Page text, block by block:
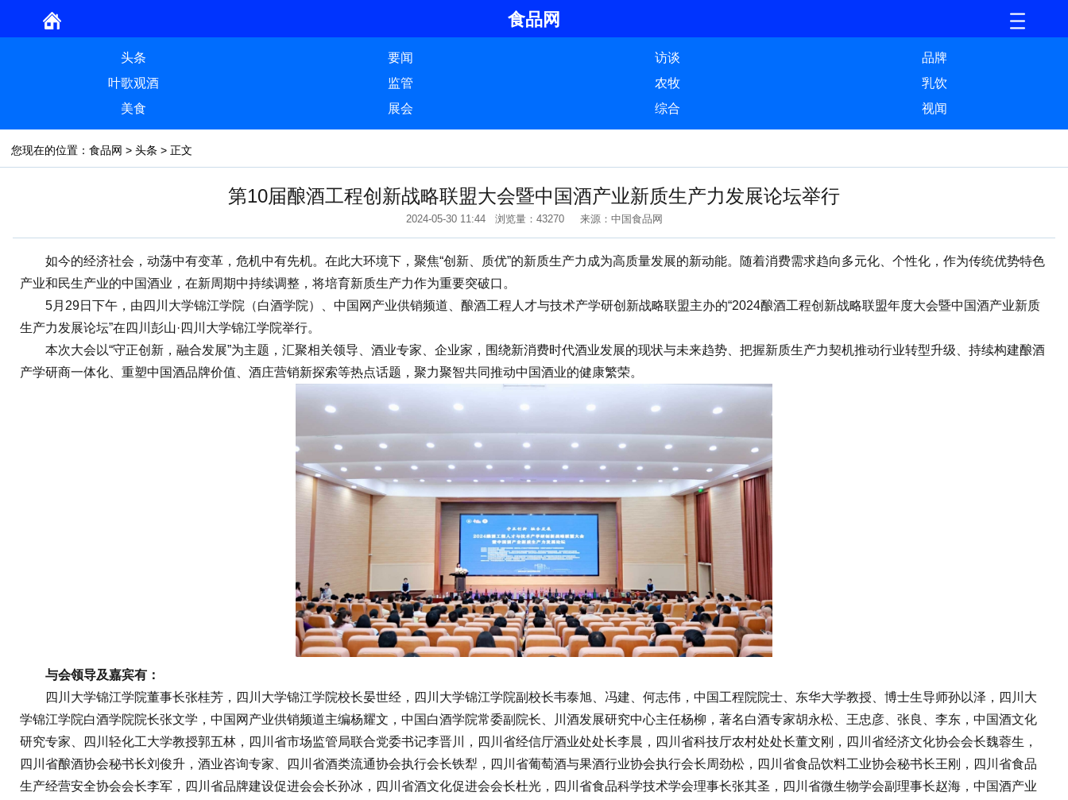
食品网
头条 要闻 访谈
品牌
叶歌观酒
监管 农牧
乳饮
美食
展会 综合 视闻
您现在的位置： 食品网 > 头条 > 正文
第10届酿酒工程创新战略联盟大会暨中国酒产业新质生产力发展论坛举行
2024-05-30 11:44 浏览量：43270 来源：中国食品网
如今的经济社会，动荡中有变革，危机中有先机。在此大环境下，聚焦“创新、质优”的新质生产力成为高质量发展的新动能。随着消费需求趋向多元化、个性化，作为传统优势特色
产业和民生产业的中国酒业，在新周期中持续调整，将培育新质生产力作为重要突破口。
5月29日下午，由四川大学锦江学院（白酒学院）、中国网产业供销频道、酿酒工程人才与技术产学研创新战略联盟主办的“2024酿酒工程创新战略联盟年度大会暨中国酒产业新质
生产力发展论坛”在四川彭山·四川大学锦江学院举行。
本次大会以“守正创新，融合发展”为主题，汇聚相关领导、酒业专家、企业家，围绕新消费时代酒业发展的现状与未来趋势、把握新质生产力契机推动行业转型升级、持续构建酿酒
产学研商一体化、重塑中国酒品牌价值、酒庄营销新探索等热点话题，聚力聚智共同推动中国酒业的健康繁荣。
与会领导及嘉宾有：
四川大学锦江学院董事长张桂芳，四川大学锦江学院校长晏世经，四川大学锦江学院副校长韦泰旭、冯建、何志伟，中国工程院院士、东华大学教授、博士生导师孙以泽，四川大
学锦江学院白酒学院院长张文学，中国网产业供销频道主编杨耀文，中国白酒学院常委副院长、川酒发展研究中心主任杨柳，著名白酒专家胡永松、王忠彦、张良、李东，中国酒文化
研究专家、四川轻化工大学教授郭五林，四川省市场监管局联合党委书记李晋川，四川省经信厅酒业处处长李晨，四川省科技厅农村处处长董文刚，四川省经济文化协会会长魏蓉生，
四川省酿酒协会秘书长刘俊升，酒业咨询专家、四川省酒类流通协会执行会长铁犁，四川省葡萄酒与果酒行业协会执行会长周劲松，四川省食品饮料工业协会秘书长王刚，四川省食品
生产经营安全协会会长李军，四川省品牌建设促进会会长孙冰，四川省酒文化促进会会长杜光，四川省食品科学技术学会理事长张其圣，四川省微生物学会副理事长赵海，中国酒产业